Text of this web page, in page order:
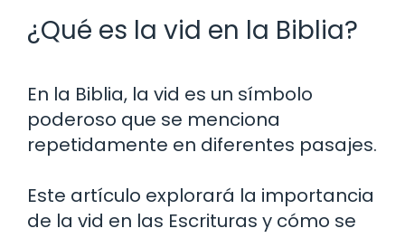
¿Qué es la vid en la Biblia?
En la Biblia, la vid es un símbolo
poderoso que se menciona
repetidamente en diferentes pasajes.
Este artículo explorará la importancia
de la vid en las Escrituras y cómo se